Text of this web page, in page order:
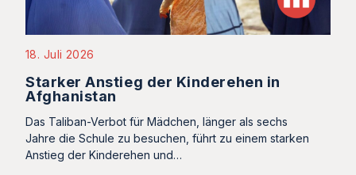
18. Juli 2026
Starker Anstieg der Kinderehen in
Afghanistan
Das Taliban-Verbot für Mädchen, länger als sechs
Jahre die Schule zu besuchen, führt zu einem starken
Anstieg der Kinderehen und…